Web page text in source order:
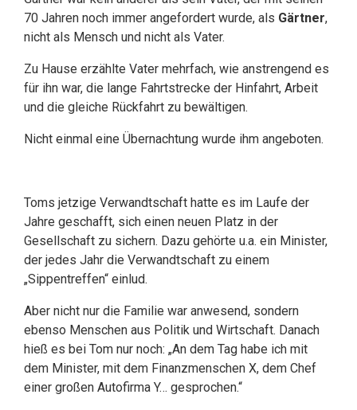
70 Jahren noch immer angefordert wurde, als Gärtner,
nicht als Mensch und nicht als Vater.
Zu Hause erzählte Vater mehrfach, wie anstrengend es
für ihn war, die lange Fahrtstrecke der Hinfahrt, Arbeit
und die gleiche Rückfahrt zu bewältigen.
Nicht einmal eine Übernachtung wurde ihm angeboten.
Toms jetzige Verwandtschaft hatte es im Laufe der
Jahre geschafft, sich einen neuen Platz in der
Gesellschaft zu sichern. Dazu gehörte u.a. ein Minister,
der jedes Jahr die Verwandtschaft zu einem
„Sippentreffen“ einlud.
Aber nicht nur die Familie war anwesend, sondern
ebenso Menschen aus Politik und Wirtschaft. Danach
hieß es bei Tom nur noch: „An dem Tag habe ich mit
dem Minister, mit dem Finanzmenschen X, dem Chef
einer großen Autofirma Y… gesprochen.“